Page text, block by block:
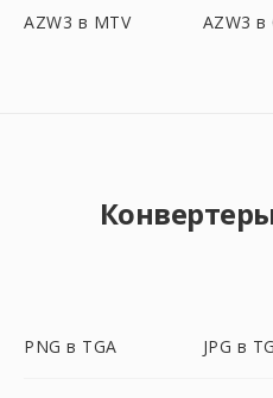
AZW3 в MTV AZW3 в
PNG в TGA JPG в